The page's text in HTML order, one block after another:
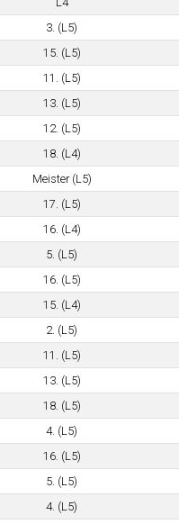
3. (L5)
15. (L5)
11. (L5)
13. (L5)
12. (L5)
18. (L4)
Meister (L5)
17. (L5)
16. (L4)
5. (L5)
16. (L5)
15. (L4)
2. (L5)
11. (L5)
13. (L5)
18. (L5)
4. (L5)
16. (L5)
5. (L5)
4. (L5)